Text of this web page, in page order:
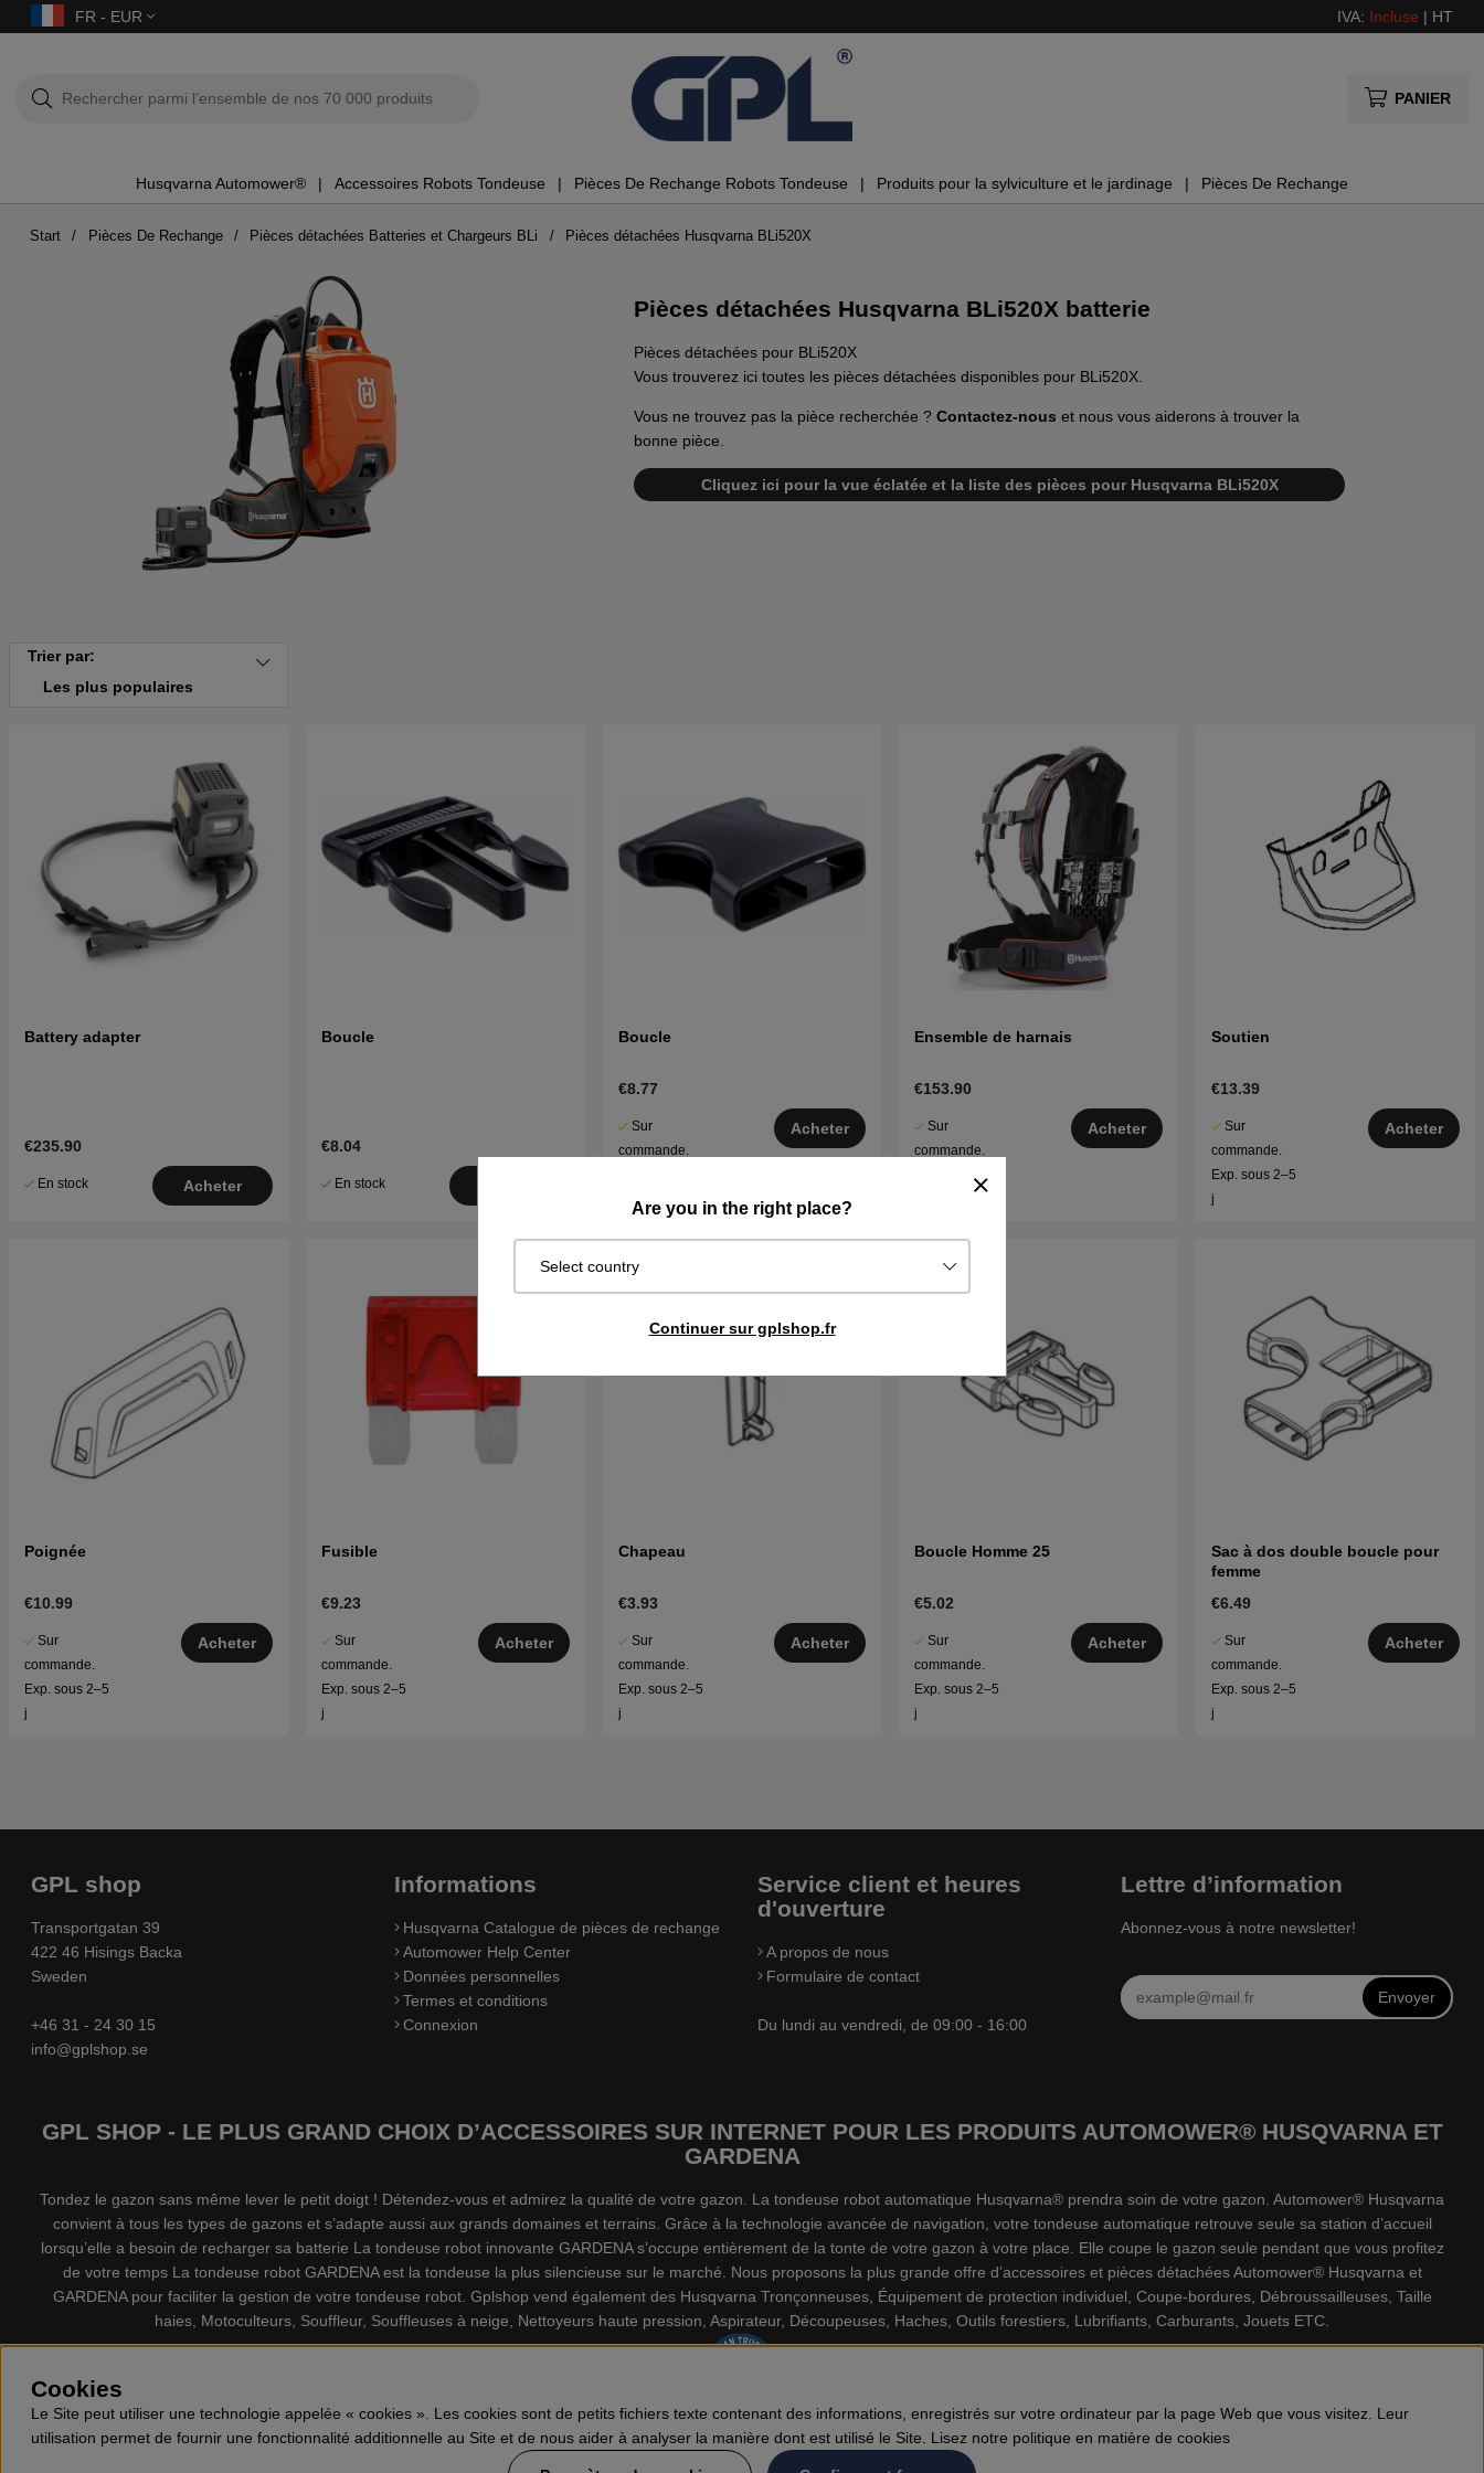
FR - EUR IVA: Incluse | HT
PANIER
Husqvarna Automower® Accessoires Robots Tondeuse Pièces De Rechange Robots Tondeuse Produits pour la sylviculture et le jardinage Pièces De Rechange
Are you in the right place?
Select country
Continuer sur gplshop.fr
Start Pièces De Rechange Pièces détachées Batteries et Chargeurs BLi Pièces détachées Husqvarna BLi520X
Pièces détachées Husqvarna BLi520X batterie
Pièces détachées pour BLi520X
Vous trouverez ici toutes les pièces détachées disponibles pour BLi520X.
Vous ne trouvez pas la pièce recherchée ? Contactez-nous et nous vous aiderons à trouver la
bonne pièce.
Cliquez ici pour la vue éclatée et la liste des pièces pour Husqvarna BLi520X
Trier par:
Les plus populaires
Battery adapter
€235.90
En stock Acheter
Boucle
€8.04
En stock
Boucle
€8.77
Sur
commande.
Acheter
Ensemble de harnais
€153.90
Sur
commande.
Exp. sous 2–5
Acheter
Soutien
€13.39
Sur
commande.
Exp. sous 2–5
j
Acheter
Poignée
€10.99
Sur
commande.
Exp. sous 2–5
j
Acheter
Fusible
€9.23
Sur
commande.
Exp. sous 2–5
j
Acheter
Chapeau
€3.93
Sur
commande.
Exp. sous 2–5
j
Acheter
Boucle Homme 25
€5.02
Sur
commande.
Exp. sous 2–5
j
Acheter
Sac à dos double boucle pour
femme
€6.49
Sur
commande.
Exp. sous 2–5
j
Acheter
GPL shop
Transportgatan 39
422 46 Hisings Backa
Sweden
+46 31 - 24 30 15
info@gplshop.se
Informations
Husqvarna Catalogue de pièces de rechange
Automower Help Center
Données personnelles
Termes et conditions
Connexion
Service client et heures
d'ouverture
A propos de nous
Formulaire de contact
Du lundi au vendredi, de 09:00 - 16:00
Lettre d’information
Abonnez-vous à notre newsletter!
Envoyer
GPL SHOP - LE PLUS GRAND CHOIX D’ACCESSOIRES SUR INTERNET POUR LES PRODUITS AUTOMOWER® HUSQVARNA ET
GARDENA
Tondez le gazon sans même lever le petit doigt ! Détendez-vous et admirez la qualité de votre gazon. La tondeuse robot automatique Husqvarna® prendra soin de votre gazon. Automower® Husqvarna
convient à tous les types de gazons et s’adapte aussi aux grands domaines et terrains. Grâce à la technologie avancée de navigation, votre tondeuse automatique retrouve seule sa station d’accueil
lorsqu’elle a besoin de recharger sa batterie La tondeuse robot innovante GARDENA s’occupe entièrement de la tonte de votre gazon à votre place. Elle coupe le gazon seule pendant que vous profitez
de votre temps La tondeuse robot GARDENA est la tondeuse la plus silencieuse sur le marché. Nous proposons la plus grande offre d’accessoires et pièces détachées Automower® Husqvarna et
GARDENA pour faciliter la gestion de votre tondeuse robot. Gplshop vend également des Husqvarna Tronçonneuses, Équipement de protection individuel, Coupe-bordures, Débroussailleuses, Taille
haies, Motoculteurs, Souffleur, Souffleuses à neige, Nettoyeurs haute pression, Aspirateur, Découpeuses, Haches, Outils forestiers, Lubrifiants, Carburants, Jouets ETC.
Cookies
Le Site peut utiliser une technologie appelée « cookies ». Les cookies sont de petits fichiers texte contenant des informations, enregistrés sur votre ordinateur par la page Web que vous visitez. Leur
utilisation permet de fournir une fonctionnalité additionnelle au Site et de nous aider à analyser la manière dont est utilisé le Site. Lisez notre politique en matière de cookies